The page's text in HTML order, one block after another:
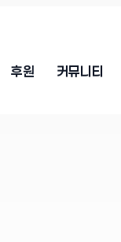
후원 커뮤니티